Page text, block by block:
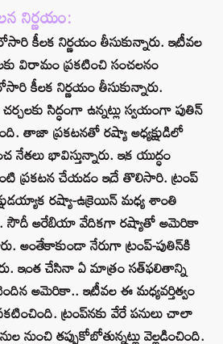
నిర్ణయం:
కీలక నిర్ణయం తీసుకున్నారు. ఇటీవల
విరామం ప్రకటించి సంచలనం
కీలక నిర్ణయం తీసుకున్నారు.
సిద్ధంగా ఉన్నట్లు స్వయంగా పుతిన్
తాజా ప్రకటనతో రష్యా అధ్యక్షుడిలో
నేతలు భావిస్తున్నారు. ఇక యుద్ధం
ప్రకటన చేయడం ఇదే తొలిసారి. ట్రంప్
రష్యా-ఉక్రెయిన్ మధ్య శాంతి
సౌదీ అరేబియా వేదికగా రష్యాతో అమెరికా
అంతేకాకుండా నేరుగా ట్రంప్-పుతిన్‌కి
ఇంత చేసినా ఏ మాత్రం సత్‌ఫలితాన్ని
అమెరికా.. ఇటీవల ఈ మధ్యవర్తిత్వం
ప్రకటించింది. ట్రంప్‌నకు వేరే పనులు చాలా
నుంచి తప్పుకోబోతున్నట్లు వెల్లడించింది.